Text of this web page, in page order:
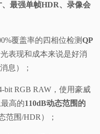
、最强单帧HDR、录像会
覆盖率的四相位检测QP
表现和成本来说是好消
息）；
bit RGB RAW，使用豪威
高的110dB动态范围的
范围/HDR）；